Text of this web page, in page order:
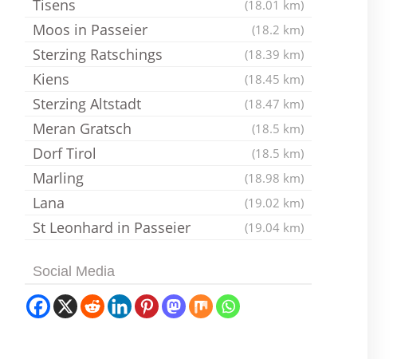
Tisens (18.01 km)
Moos in Passeier (18.2 km)
Sterzing Ratschings (18.39 km)
Kiens (18.45 km)
Sterzing Altstadt (18.47 km)
Meran Gratsch (18.5 km)
Dorf Tirol (18.5 km)
Marling (18.98 km)
Lana (19.02 km)
St Leonhard in Passeier (19.04 km)
Social Media